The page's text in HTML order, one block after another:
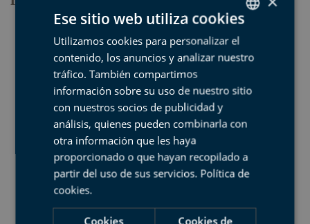
SPANISH
BASQUE
ENGLISH
Ese sitio web utiliza cookies
Utilizamos cookies para personalizar el
contenido, los anuncios y analizar nuestro
tráfico. También compartimos
información sobre su uso de nuestro sitio
con nuestros socios de publicidad y
análisis, quienes pueden combinarla con
otra información que les haya
proporcionado o que hayan recopilado a
partir del uso de sus servicios. Política de
cookies.
Cookies
Cookies de